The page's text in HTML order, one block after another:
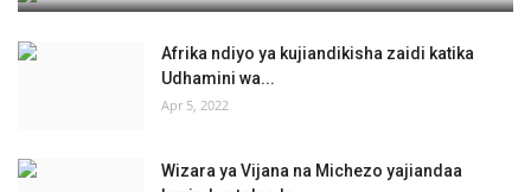
Afrika ndiyo ya kujiandikisha zaidi katika
Udhamini wa...
Apr 5, 2022
Wizara ya Vijana na Michezo yajiandaa